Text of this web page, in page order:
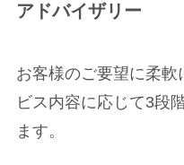
アドバイザリー
お客様のご要望に柔
ビス内容に応じて3段
ます。